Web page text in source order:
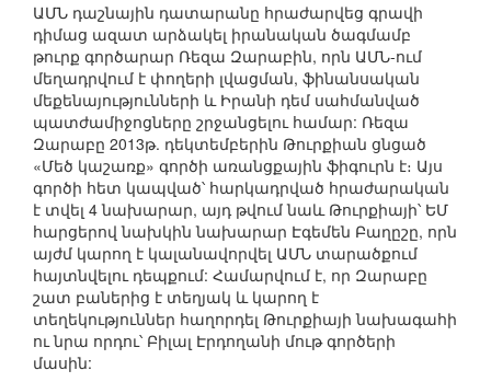
ԱՄՆ դաշնային դատարանը հրաժարվեց գրավի
դիմաց ազատ արձակել իրանական ծագմամբ
թուրք գործարար Ռեզա Զարաբին, որն ԱՄՆ-ում
մեղադրվում է փողերի լվացման, ֆինանսական
մեքենայությունների և Իրանի դեմ սահմանված
պատժամիջոցները շրջանցելու համար: Ռեզա
Զարաբը 2013թ. դեկտեմբերին Թուրքիան ցնցած
«Մեծ կաշառք» գործի առանցքային ֆիգուրն է։ Այս
գործի հետ կապված՝ հարկադրված հրաժարական
է տվել 4 նախարար, այդ թվում նաև Թուրքիայի՝ ԵՄ
հարցերով նախկին նախարար Էգեմեն Բաղըշը, որն
այժմ կարող է կալանավորվել ԱՄՆ տարածքում
հայտնվելու դեպքում: Համարվում է, որ Զարաբը
շատ բաներից է տեղյակ և կարող է
տեղեկություններ հաղորդել Թուրքիայի նախագահի
ու նրա որդու՝ Բիլալ Էրդողանի մութ գործերի
մասին: